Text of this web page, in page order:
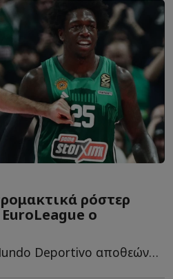
ρόστερ
ο
Το ισπανικό Μέσο, Mundo Deportivo αποθεώνει το ρόστερ του «...